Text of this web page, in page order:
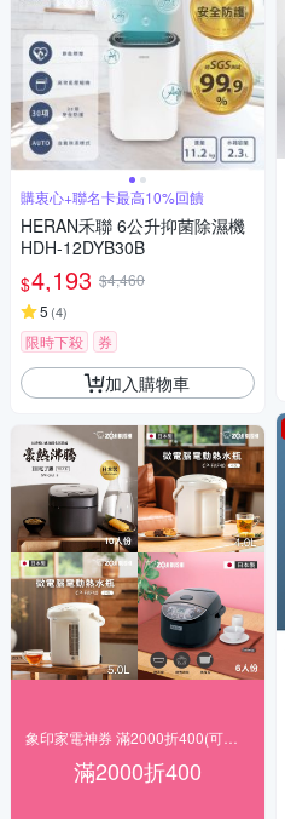
購衷心+聯名卡最高10%回饋
HERAN禾聯 6公升抑菌除濕機
HDH-12DYB30B
$4,193 $4,460
5 (4)
限時下殺 券
加入購物車
滿2000折400